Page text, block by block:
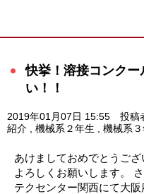
快挙！溶接コンク
い！！
2019年01月07日 15:55 投稿
紹介 , 機械系２年生 , 機械系
あけましておめでとうご
よろしくお願いします。
テクセンター関西にて大